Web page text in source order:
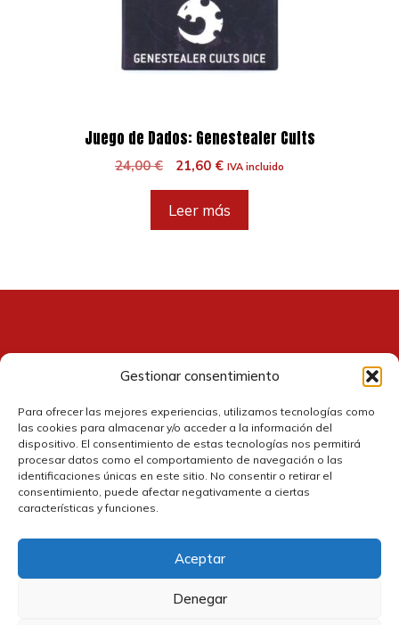
Gestionar consentimiento
Para ofrecer las mejores experiencias, utilizamos tecnologías como
las cookies para almacenar y/o acceder a la información del
dispositivo. El consentimiento de estas tecnologías nos permitirá
procesar datos como el comportamiento de navegación o las
identificaciones únicas en este sitio. No consentir o retirar el
consentimiento, puede afectar negativamente a ciertas
características y funciones.
Aceptar
Denegar
Juego de Dados: Genestealer Cults
24,00€
El
original
era:
21,60 €El
es:
IVA incluido
Leer más
Contacto